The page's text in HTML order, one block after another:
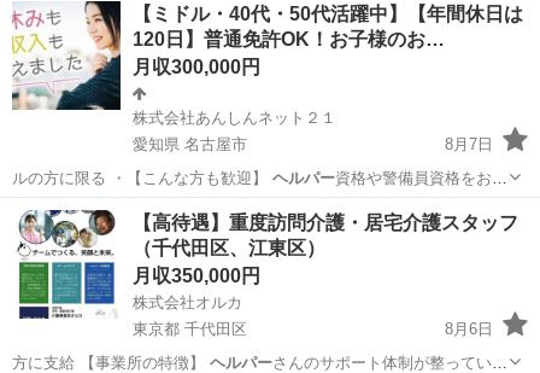
【ミドル・40代・50代活躍中】【年間休日は
120日】普通免許OK！お子様のお…
月収300,000円
株式会社あんしんネット２１
愛知県 名古屋市
8月7日
ルの方に限る ・【こんな方も歓迎】 ヘルパー資格や警備員資格をお持
ちの方【仕事内…
愛知 名古屋市 ドライバー
【高待遇】重度訪問介護・居宅介護スタッフ
（千代田区、江東区）
月収350,000円
株式会社オルカ
東京都 千代田区
8月6日
方に支給 【事業所の特徴】 ヘルパーさんのサポート体制が整ってい